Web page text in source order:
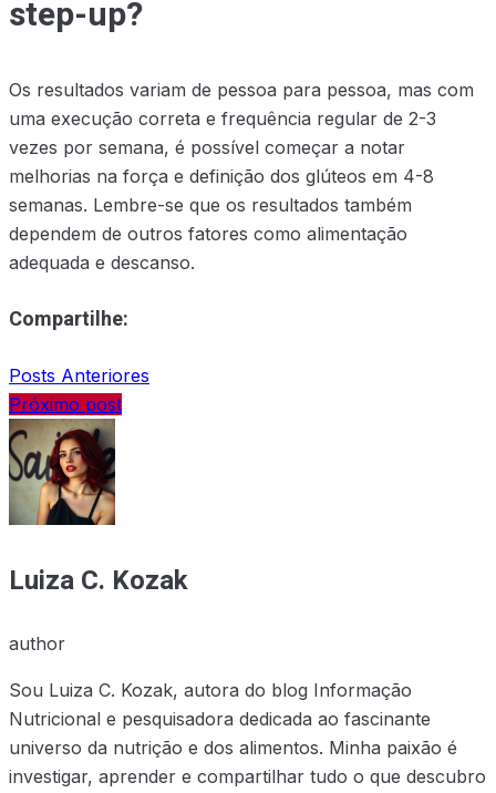
step-up?
Os resultados variam de pessoa para pessoa, mas com
uma execução correta e frequência regular de 2-3
vezes por semana, é possível começar a notar
melhorias na força e definição dos glúteos em 4-8
semanas. Lembre-se que os resultados também
dependem de outros fatores como alimentação
adequada e descanso.
Compartilhe:
Posts Anteriores
Próximo post
Luiza C. Kozak
author
Sou Luiza C. Kozak, autora do blog Informação
Nutricional e pesquisadora dedicada ao fascinante
universo da nutrição e dos alimentos. Minha paixão é
investigar, aprender e compartilhar tudo o que descubro